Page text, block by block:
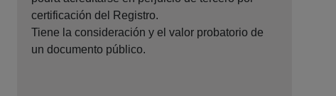
certificación del Registro.
Tiene la consideración y el valor probatorio de
un documento público.